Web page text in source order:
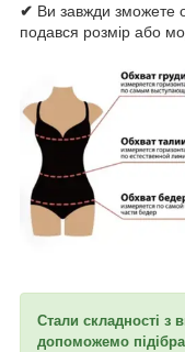
✔ Ви завжди зможете
подався розмір або
Стали складності з
допоможемо